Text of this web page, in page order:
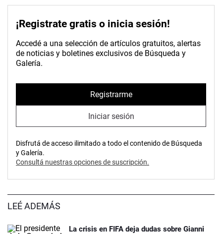
¡Registrate gratis o inicia sesión!
Accedé a una selección de artículos gratuitos, alertas
de noticias y boletines exclusivos de Búsqueda y
Galería.
Registrarme
Iniciar sesión
Disfrutá de acceso ilimitado a todo el contenido de Búsqueda
y Galería.
Consultá nuestras opciones de suscripción.
LEÉ ADEMÁS
La crisis en FIFA deja dudas sobre Gianni